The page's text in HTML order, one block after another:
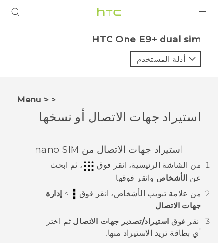
VIVE
VIVERSE
أجهزة HTC والملحقات
HTC One E9+ dual sim‎
أدلة المستخدم
< < Menu
استيراد جهات الاتصال أو نسخها
استيراد جهات الاتصال من nano SIM
من الشاشة الرئيسية، انقر فوق
، ثم ابحث
عن الأشخاص وانقر فوقها.
من علامة تبويب الأشخاص، انقر فوق > إدارة
جهات الاتصال.
انقر فوق استيراد/تصدير جهات الاتصال ثم اختر
أي بطاقة تريد الاستيراد منها.